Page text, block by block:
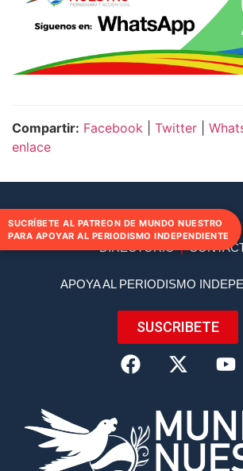
Compartir: Facebook Twitter
enlace
DIRECTORIO
APOYA AL PERIODISMO
SUSCRIBETE
SUCRÍBETE AL PATREON DE MUNDO NUESTRO
PARA APOYAR AL PERIODISMO INDEPENDIENTE